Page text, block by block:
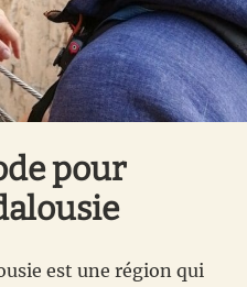
pour
est une région qui